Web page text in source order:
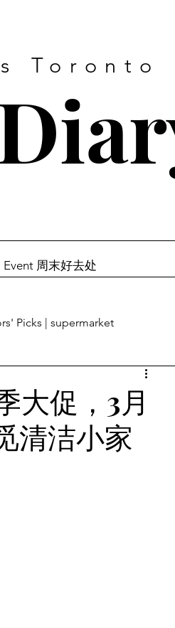
Toronto
Event 周末好去处
Picks | supermarket
广告
大促，3月
清洁小家